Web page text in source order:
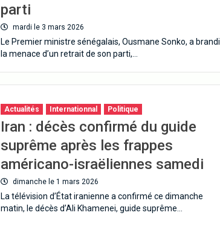
parti
mardi le 3 mars 2026
Le Premier ministre sénégalais, Ousmane Sonko, a brandi
la menace d’un retrait de son parti,…
Actualités Internationnal Politique
Iran : décès confirmé du guide
suprême après les frappes
américano-israëliennes samedi
dimanche le 1 mars 2026
La télévision d’État iranienne a confirmé ce dimanche
matin, le décès d’Ali Khamenei, guide suprême…